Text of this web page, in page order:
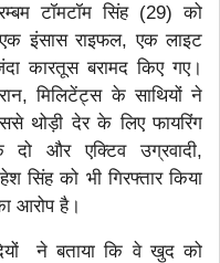
टॉमटॉम सिंह (29) को
इंसास राइफल, एक लाइट
कारतूस बरामद किए गए।
मिलिटेंट्स के साथियों ने
थोड़ी देर के लिए फायरिंग
और एक्टिव उग्रवादी,
सिंह को भी गिरफ्तार किया
आरोप है।
ने बताया कि वे खुद को